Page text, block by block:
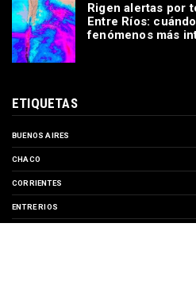
Rigen alertas por
Entre Ríos:
fenómenos más
ETIQUETAS
BUENOS AIRES
CHACO
CORRIENTES
ENTRE RIOS